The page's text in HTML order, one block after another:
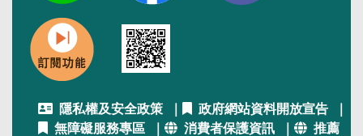
隱私權及安全政策 政府網站資料開放宣告
無障礙服務專區
消費者保護資訊
推薦